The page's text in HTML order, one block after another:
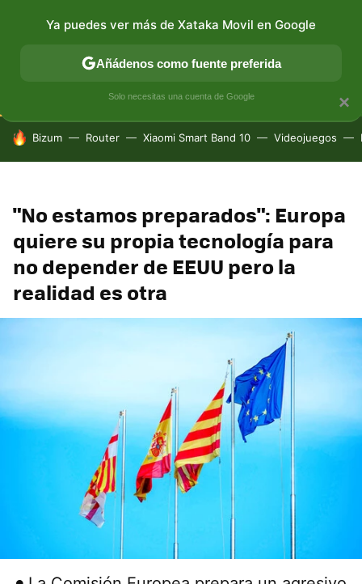
CONECTIVIDAD MÓVIL Y SOCIEDAD APLICACIONES
HOY SE HABLA DE
Bizum Router Xiaomi Smart Band 10 Videojuegos
"No estamos preparados": Europa
quiere su propia tecnología para
no depender de EEUU pero la
realidad es otra
×
Ya puedes ver más de Xataka Movil en Google
Añádenos como fuente preferida
Solo necesitas una cuenta de Google